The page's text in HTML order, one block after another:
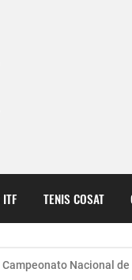
TENIS COSAT
Campeonato Nacional